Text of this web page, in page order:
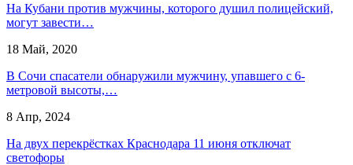
На Кубани против мужчины, которого душил полицейский,
могут завести…
18 Май, 2020
В Сочи спасатели обнаружили мужчину, упавшего с 6-
метровой высоты,…
8 Апр, 2024
На двух перекрёстках Краснодара 11 июня отключат
светофоры